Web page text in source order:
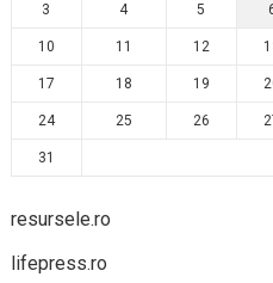
3 4 5
10 11 12
17 18 19
24 25 26
31
resursele.ro
lifepress.ro